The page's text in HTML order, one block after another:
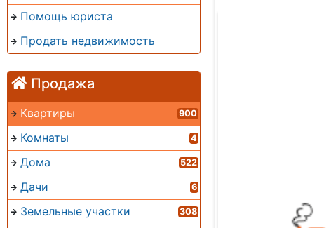
Помощь юриста
Продать недвижимость
Продажа
Квартиры 900
Комнаты 4
Дома 522
Дачи 6
Земельные участки 308